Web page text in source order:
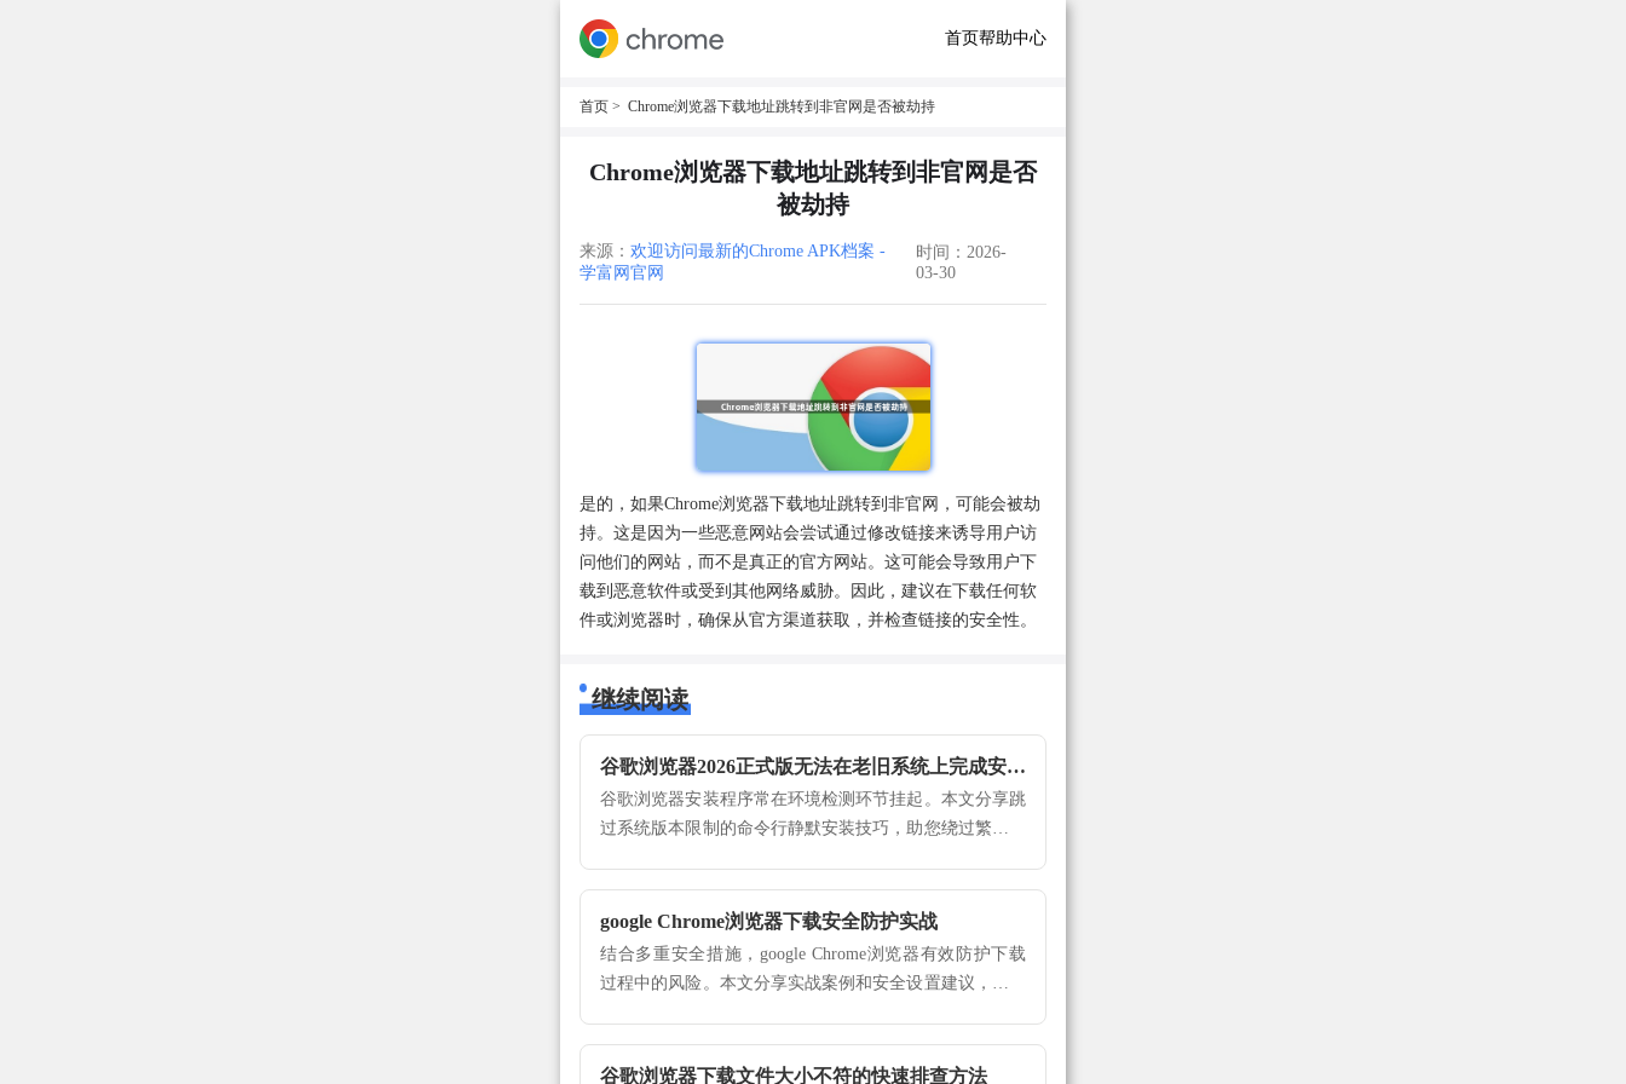
首页帮助中心
首页 > Chrome浏览器下载地址跳转到非官网是否被劫持
Chrome浏览器下载地址跳转到非官网是否
被劫持
来源： 欢迎访问最新的Chrome APK档案 -
学富网官网
时间：2026-
03-30
是的，如果Chrome浏览器下载地址跳转到非官网，可能会被劫
持。这是因为一些恶意网站会尝试通过修改链接来诱导用户访
问他们的网站，而不是真正的官方网站。这可能会导致用户下
载到恶意软件或受到其他网络威胁。因此，建议在下载任何软
件或浏览器时，确保从官方渠道获取，并检查链接的安全性。
继续阅读
谷歌浏览器2026正式版无法在老旧系统上完成安装怎么解决
谷歌浏览器安装程序常在环境检测环节挂起。本文分享跳
过系统版本限制的命令行静默安装技巧，助您绕过繁琐的
google Chrome浏览器下载安全防护实战
结合多重安全措施，google Chrome浏览器有效防护下载
过程中的风险。本文分享实战案例和安全设置建议，保障
谷歌浏览器下载文件大小不符的快速排查方法